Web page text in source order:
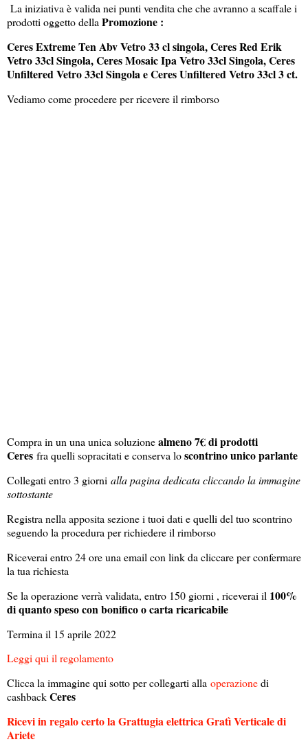
La iniziativa è valida nei punti vendita che che avranno a scaffale i
prodotti oggetto della Promozione :
Ceres Extreme Ten Abv Vetro 33 cl singola, Ceres Red Erik
Vetro 33cl Singola, Ceres Mosaic Ipa Vetro 33cl Singola, Ceres
Unfiltered Vetro 33cl Singola e Ceres Unfiltered Vetro 33cl 3 ct.
Vediamo come procedere per ricevere il rimborso
Compra in un una unica soluzionealmeno 7€ di prodotti
Ceres fra quelli sopracitati e conserva loscontrino unico parlante
Collegati entro 3 giorni alla pagina dedicata cliccando la immagine
sottostante
Registra nella apposita sezione i tuoi dati e quelli del tuo scontrino
seguendo la procedura per richiedere il rimborso
Riceverai entro 24 ore una email con link da cliccare per confermare
la tua richiesta
Se la operazione verrà validata, entro 150 giorni , riceverai il 100%
di quanto speso con bonifico o carta ricaricabile
Termina il 15 aprile 2022
Leggi qui il regolamento
Clicca la immagine qui sotto per collegarti alla operazionedi
cashbackCeres
Ricevi in regalo certo la Grattugia elettrica Gratì Verticale di
Ariete